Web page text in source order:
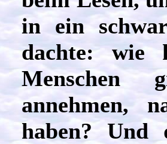
in ein
dachte: wie
annehmen,
haben?